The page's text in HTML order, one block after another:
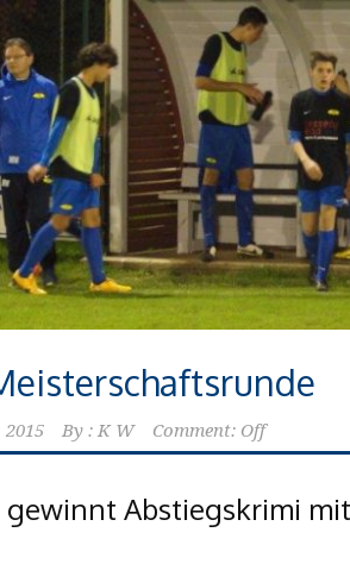
2015 By : K W Comment: Off
gewinnt Abstiegskrimi